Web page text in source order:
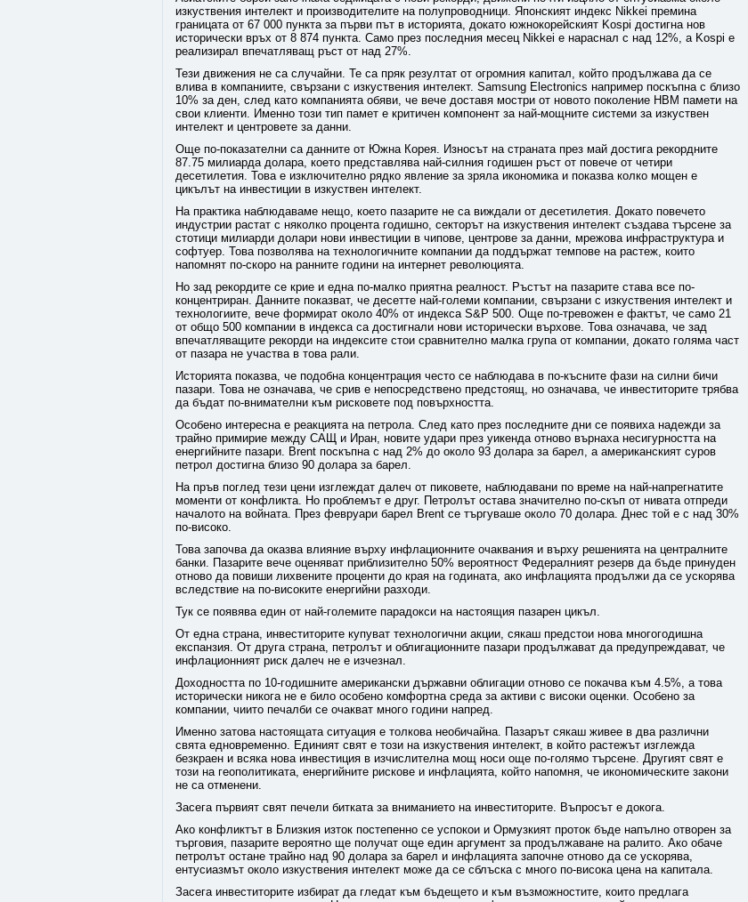
изкуствения интелект и производителите на полупроводници. Японският индекс Nikkei премина
границата от 67 000 пункта за първи път в историята, докато южнокорейският Kospi достигна нов
исторически връх от 8 874 пункта. Само през последния месец Nikkei е нараснал с над 12%, а Kospi е
реализирал впечатляващ ръст от над 27%.
Тези движения не са случайни. Те са пряк резултат от огромния капитал, който продължава да се
влива в компаниите, свързани с изкуствения интелект. Samsung Electronics например поскъпна с близо
10% за ден, след като компанията обяви, че вече доставя мостри от новото поколение HBM памети на
свои клиенти. Именно този тип памет е критичен компонент за най-мощните системи за изкуствен
интелект и центровете за данни.
Още по-показателни са данните от Южна Корея. Износът на страната през май достига рекордните
87.75 милиарда долара, което представлява най-силния годишен ръст от повече от четири
десетилетия. Това е изключително рядко явление за зряла икономика и показва колко мощен е
цикълът на инвестиции в изкуствен интелект.
На практика наблюдаваме нещо, което пазарите не са виждали от десетилетия. Докато повечето
индустрии растат с няколко процента годишно, секторът на изкуствения интелект създава търсене за
стотици милиарди долари нови инвестиции в чипове, центрове за данни, мрежова инфраструктура и
софтуер. Това позволява на технологичните компании да поддържат темпове на растеж, които
напомнят по-скоро на ранните години на интернет революцията.
Но зад рекордите се крие и една по-малко приятна реалност. Ръстът на пазарите става все по-
концентриран. Данните показват, че десетте най-големи компании, свързани с изкуствения интелект и
технологиите, вече формират около 40% от индекса S&P 500. Още по-тревожен е фактът, че само 21
от общо 500 компании в индекса са достигнали нови исторически върхове. Това означава, че зад
впечатляващите рекорди на индексите стои сравнително малка група от компании, докато голяма част
от пазара не участва в това рали.
Историята показва, че подобна концентрация често се наблюдава в по-късните фази на силни бичи
пазари. Това не означава, че срив е непосредствено предстоящ, но означава, че инвеститорите трябва
да бъдат по-внимателни към рисковете под повърхността.
Особено интересна е реакцията на петрола. След като през последните дни се появиха надежди за
трайно примирие между САЩ и Иран, новите удари през уикенда отново върнаха несигурността на
енергийните пазари. Brent поскъпна с над 2% до около 93 долара за барел, а американският суров
петрол достигна близо 90 долара за барел.
На пръв поглед тези цени изглеждат далеч от пиковете, наблюдавани по време на най-напрегнатите
моменти от конфликта. Но проблемът е друг. Петролът остава значително по-скъп от нивата отпреди
началото на войната. През февруари барел Brent се търгуваше около 70 долара. Днес той е с над 30%
по-високо.
Това започва да оказва влияние върху инфлационните очаквания и върху решенията на централните
банки. Пазарите вече оценяват приблизително 50% вероятност Федералният резерв да бъде принуден
отново да повиши лихвените проценти до края на годината, ако инфлацията продължи да се ускорява
вследствие на по-високите енергийни разходи.
Тук се появява един от най-големите парадокси на настоящия пазарен цикъл.
От една страна, инвеститорите купуват технологични акции, сякаш предстои нова многогодишна
експанзия. От друга страна, петролът и облигационните пазари продължават да предупреждават, че
инфлационният риск далеч не е изчезнал.
Доходността по 10-годишните американски държавни облигации отново се покачва към 4.5%, а това
исторически никога не е било особено комфортна среда за активи с високи оценки. Особено за
компании, чиито печалби се очакват много години напред.
Именно затова настоящата ситуация е толкова необичайна. Пазарът сякаш живее в два различни
свята едновременно. Единият свят е този на изкуствения интелект, в който растежът изглежда
безкраен и всяка нова инвестиция в изчислителна мощ носи още по-голямо търсене. Другият свят е
този на геополитиката, енергийните рискове и инфлацията, който напомня, че икономическите закони
не са отменени.
Засега първият свят печели битката за вниманието на инвеститорите. Въпросът е докога.
Ако конфликтът в Близкия изток постепенно се успокои и Ормузкият проток бъде напълно отворен за
търговия, пазарите вероятно ще получат още един аргумент за продължаване на ралито. Ако обаче
петролът остане трайно над 90 долара за барел и инфлацията започне отново да се ускорява,
ентусиазмът около изкуствения интелект може да се сблъска с много по-висока цена на капитала.
Засега инвеститорите избират да гледат към бъдещето и към възможностите, които предлага